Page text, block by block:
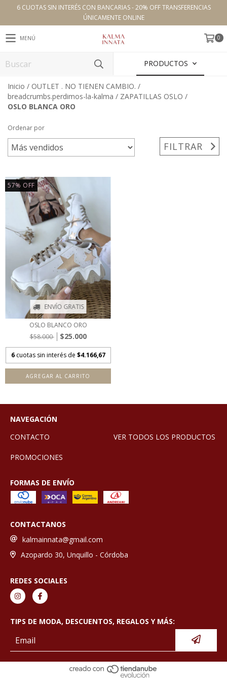
6 CUOTAS SIN INTERÉS CON BANCARIAS - 20% OFF TRANSFERENCIAS
ÚNICAMENTE ONLINE
MENÚ 0
PRODUCTOS
Inicio / OUTLET . NO TIENEN CAMBIO. /
breadcrumbs.perdimos-la-kalma / ZAPATILLAS OSLO /
OSLO BLANCA ORO
Ordenar por
FILTRAR
57% OFF
ENVÍO GRATIS
OSLO BLANCO ORO
$58.000
$25.000
6 cuotas sin interés de $4.166,67
AGREGAR AL CARRITO
NAVEGACIÓN
CONTACTO
VER TODOS LOS PRODUCTOS
PROMOCIONES
FORMAS DE ENVÍO
CONTACTANOS
kalmainnata@gmail.com
Azopardo 30, Unquillo - Córdoba
REDES SOCIALES
TIPS DE MODA, DESCUENTOS, REGALOS Y MÁS: